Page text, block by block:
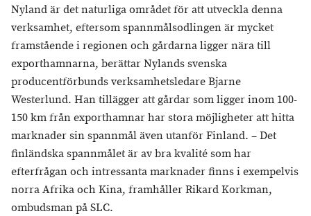
Nyland är det naturliga området för att utveckla denna
verksamhet, eftersom spannmålsodlingen är mycket
framstående i regionen och gårdarna ligger nära till
exporthamnarna, berättar Nylands svenska
producentförbunds verksamhetsledare Bjarne
Westerlund. Han tillägger att gårdar som ligger inom 100-
150 km från exporthamnar har stora möjligheter att hitta
marknader sin spannmål även utanför Finland. – Det
finländska spannmålet är av bra kvalité som har
efterfrågan och intressanta marknader finns i exempelvis
norra Afrika och Kina, framhåller Rikard Korkman,
ombudsman på SLC.